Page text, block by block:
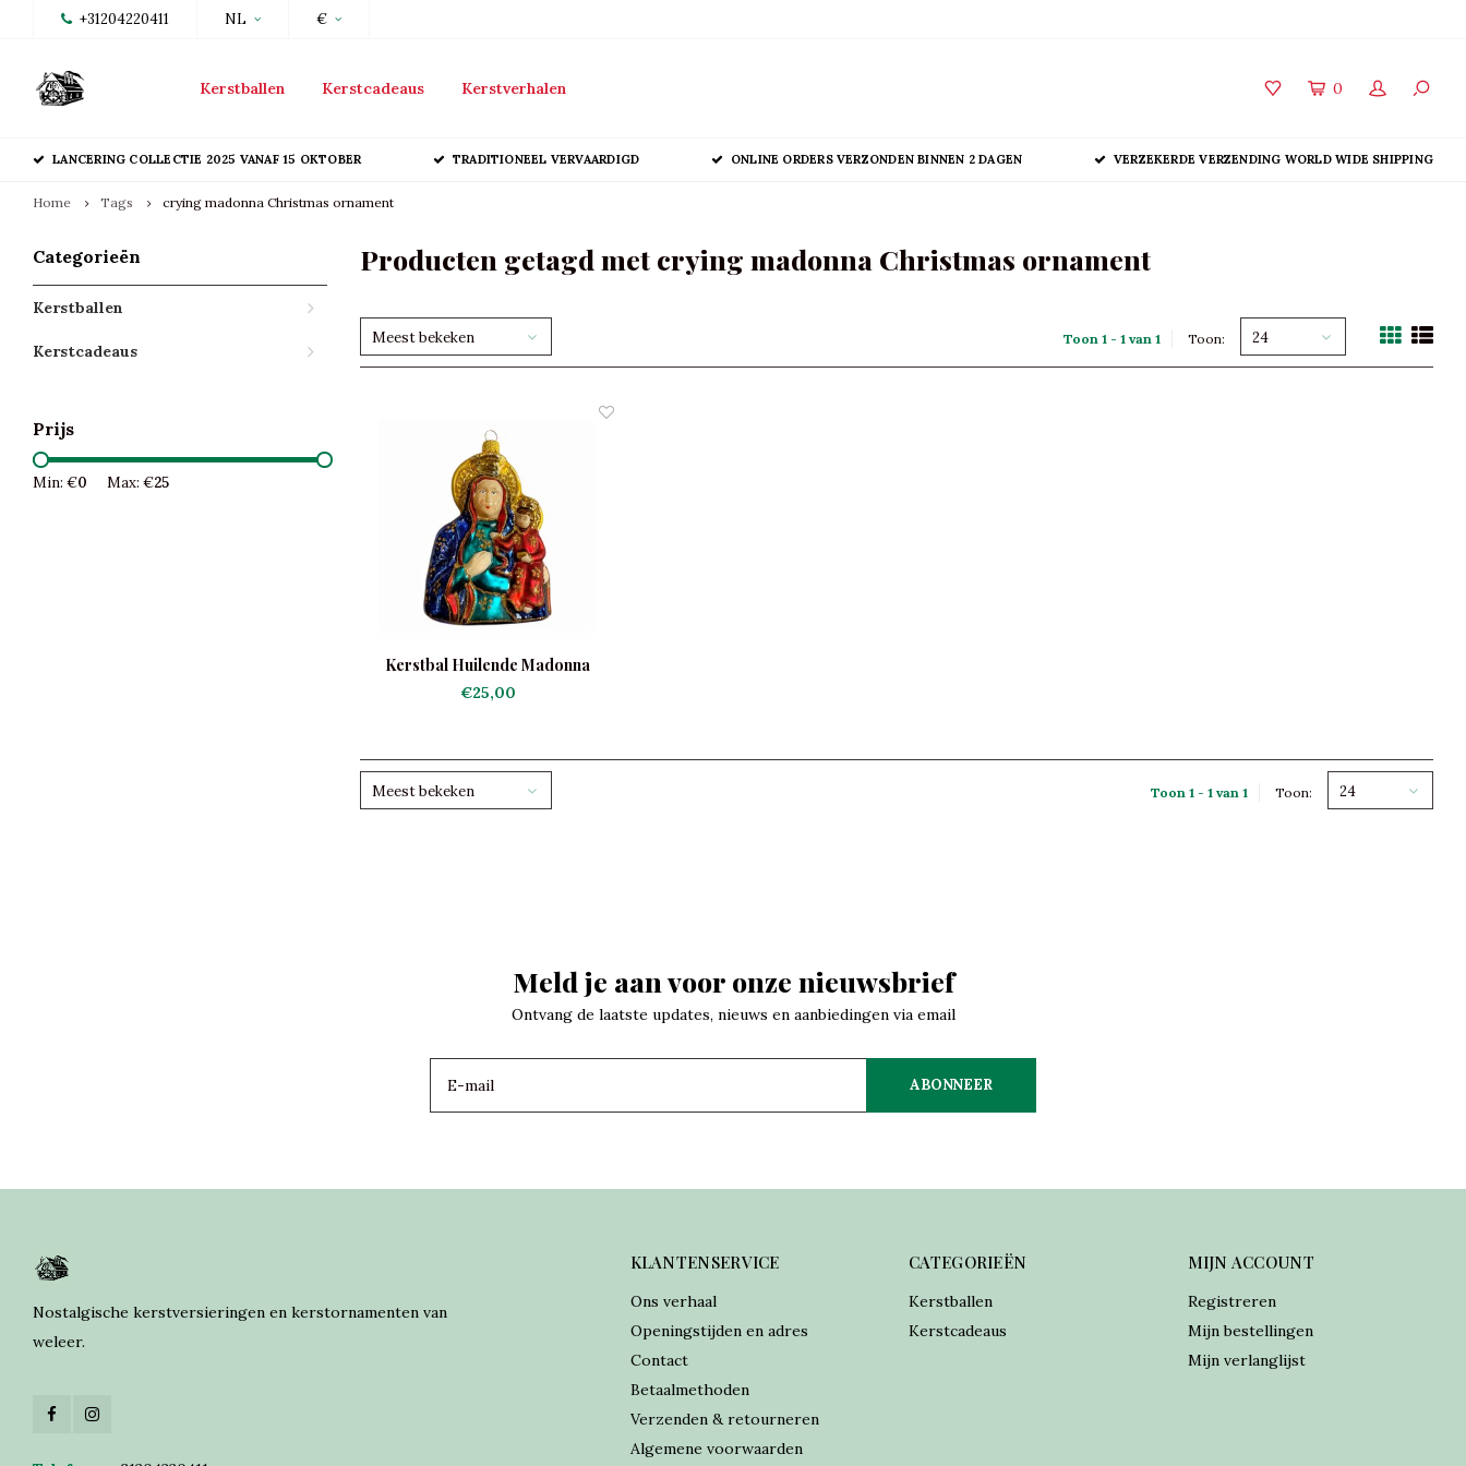
+31204220411 NL €
Kerstballen Kerstcadeaus Kerstverhalen 0
LANCERING COLLECTIE 2025 VANAF 15 OKTOBER TRADITIONEEL VERVAARDIGD ONLINE ORDERS VERZONDEN BINNEN 2 DAGEN VERZEKERDE VERZENDING WORLD WIDE SHIPPING
Home Tags crying madonna Christmas ornament
Categorieën
Kerstballen
Kerstcadeaus
Prijs
Min: €0 Max: €25
Producten getagd met crying madonna Christmas ornament
Meest bekeken Toon 1 - 1 van 1 Toon: 24
Kerstbal Huilende Madonna
€25,00
Meest bekeken Toon 1 - 1 van 1 Toon: 24
Meld je aan voor onze nieuwsbrief
Ontvang de laatste updates, nieuws en aanbiedingen via email
ABONNEER
Nostalgische kerstversieringen en kerstornamenten van
weleer.
KLANTENSERVICE
Ons verhaal
Openingstijden en adres
Contact
Betaalmethoden
Verzenden & retourneren
Algemene voorwaarden
CATEGORIEËN
Kerstballen
Kerstcadeaus
MIJN ACCOUNT
Registreren
Mijn bestellingen
Mijn verlanglijst